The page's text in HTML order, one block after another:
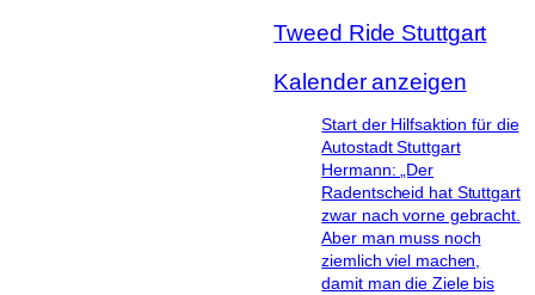
Tweed Ride Stuttgart
Kalender anzeigen
Start der Hilfsaktion für die
Autostadt Stuttgart
Hermann: „Der
Radentscheid hat Stuttgart
zwar nach vorne gebracht.
Aber man muss noch
ziemlich viel machen,
damit man die Ziele bis